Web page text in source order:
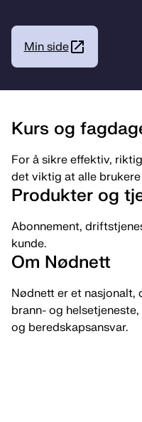
Min side
Innganger
Kurs og
For å sikre effektiv,
det viktig at alle
Produkter og
Abonnement,
kunde.
Om Nødnett
Nødnett er et
brann- og
og beredskapsansvar.